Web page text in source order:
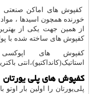
کفپوش های اماکن صنعتی
خورنده همچون اسیدها ،
از همین جهت یکی از
کفپوش های ساخته شده با
کفپوش های
استاتیک(کانداکتیو)،انتی
کفپوش های پلی یورتان